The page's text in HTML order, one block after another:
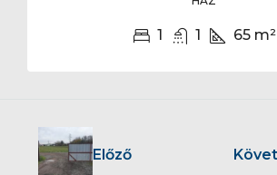
1 1 65 m²
Előző